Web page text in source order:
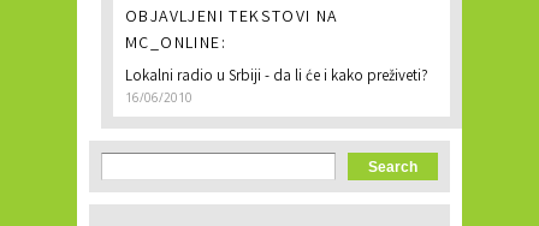
OBJAVLJENI TEKSTOVI NA
MC_ONLINE:
Lokalni radio u Srbiji - da li će i kako preživeti?
16/06/2010
Search form
Search